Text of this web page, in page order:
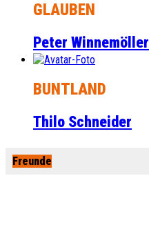
GLAUBEN
Peter Winnemöller
BUNTLAND
Thilo Schneider
Freunde